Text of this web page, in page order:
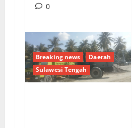
0
Breaking news
Daerah
Sulawesi Tengah